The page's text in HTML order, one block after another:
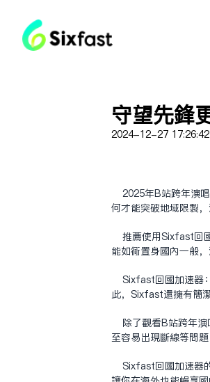
守望先锋
2024-12-27 17:26:42
2025年B站跨年演
何才能突破地域限制
推荐使用Sixfast回
能如同置身国内一般
Sixfast回国加速器
此，Sixfast还拥有简
除了观看B站跨年
至容易出现断线等问
Sixfast回国加速器